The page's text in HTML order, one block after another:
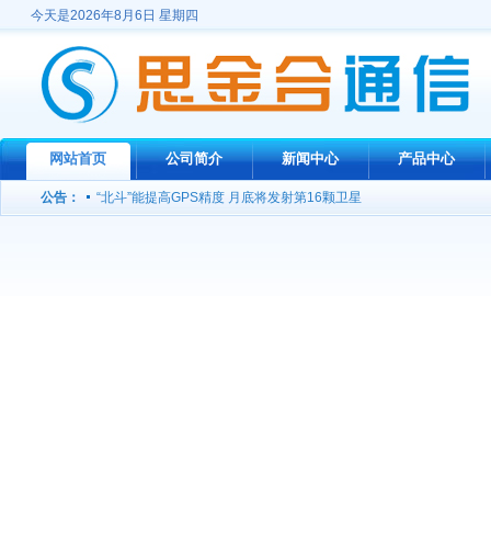
今天是2026年8月6日 星期四
网站首页 公司简介 新闻中心 产品中心
公告：
宽带功率放大器定向开发，欢迎洽谈合作！
本公司2450MHZ 和915MHZ系列固态微波源产品受到医疗器械公
我公司推出3000W高功率微波信号源
“北斗”能提高GPS精度 月底将发射第16颗卫星